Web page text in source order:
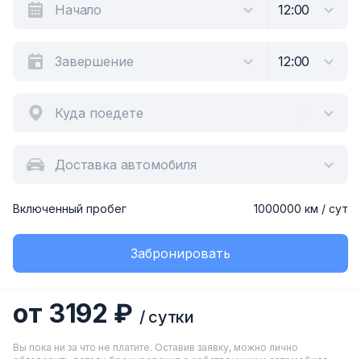
Куда поедете
Доставка автомобиля
Включенный пробег 1000000 км / сут
Забронировать
от 3192 ₽ / сутки
Вы пока ни за что не платите. Оставив заявку, можно лично